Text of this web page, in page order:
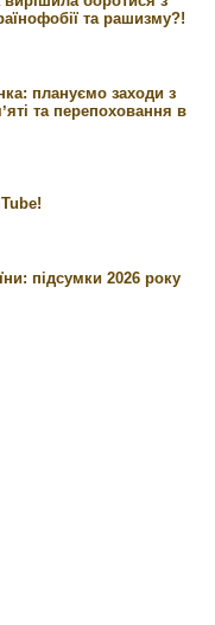
та рашизму?!
плануємо заходи з
та перепоховання в
підсумки 2026 року